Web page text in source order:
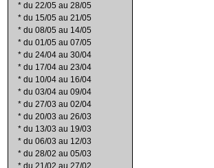
* du 22/05 au 28/05
* du 15/05 au 21/05
* du 08/05 au 14/05
* du 01/05 au 07/05
* du 24/04 au 30/04
* du 17/04 au 23/04
* du 10/04 au 16/04
* du 03/04 au 09/04
* du 27/03 au 02/04
* du 20/03 au 26/03
* du 13/03 au 19/03
* du 06/03 au 12/03
* du 28/02 au 05/03
* du 21/02 au 27/02